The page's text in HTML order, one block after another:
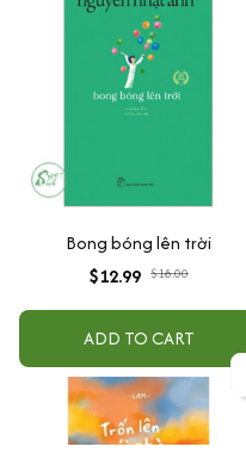
Bong bóng lên trời
$12.99 $18.00
ADD TO CART